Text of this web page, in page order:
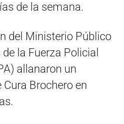
de la semana.
del Ministerio Público
la Fuerza Policial
allanaron un
Brochero en